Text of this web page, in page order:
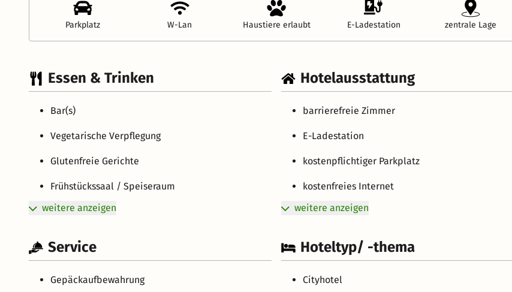
Parkplatz W-Lan Haustiere erlaubt E-Ladestation zentrale Lage
Essen & Trinken
Bar(s)
Vegetarische Verpflegung
Glutenfreie Gerichte
Frühstückssaal / Speiseraum
weitere anzeigen
Hotelausstattung
barrierefreie Zimmer
E-Ladestation
kostenpflichtiger Parkplatz
kostenfreies Internet
weitere anzeigen
Service
Gepäckaufbewahrung
Hoteltyp/ -thema
Cityhotel